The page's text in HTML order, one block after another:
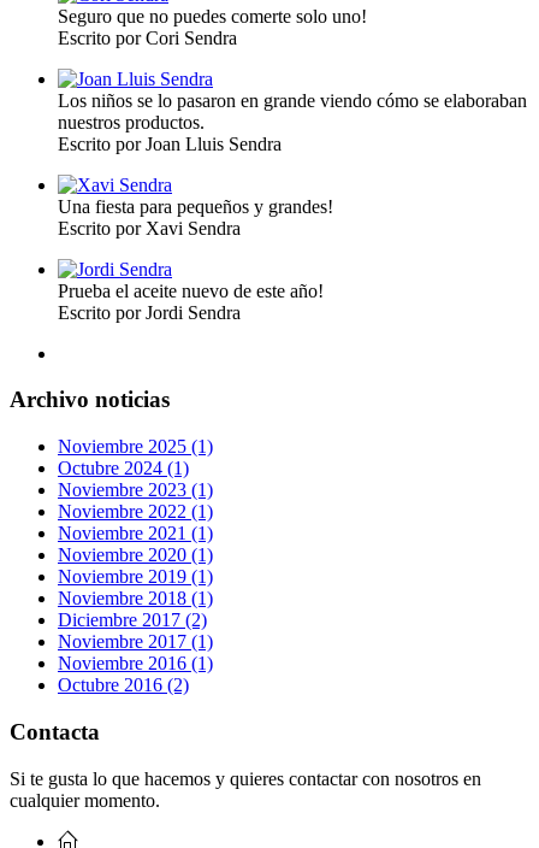
Seguro que no puedes comerte solo uno!
Escrito por Cori Sendra
Los niños se lo pasaron en grande viendo cómo se elaboraban
nuestros productos.
Escrito por Joan Lluis Sendra
Una fiesta para pequeños y grandes!
Escrito por Xavi Sendra
Prueba el aceite nuevo de este año!
Escrito por Jordi Sendra
Archivo noticias
Noviembre 2025 (1)
Octubre 2024 (1)
Noviembre 2023 (1)
Noviembre 2022 (1)
Noviembre 2021 (1)
Noviembre 2020 (1)
Noviembre 2019 (1)
Noviembre 2018 (1)
Diciembre 2017 (2)
Noviembre 2017 (1)
Noviembre 2016 (1)
Octubre 2016 (2)
Contacta
Si te gusta lo que hacemos y quieres contactar con nosotros en
cualquier momento.